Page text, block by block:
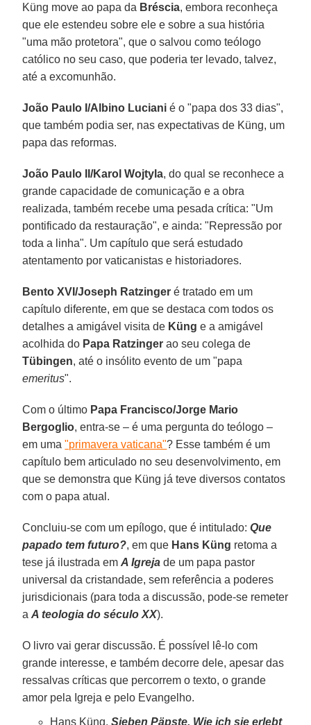
Küng move ao papa da Bréscia, embora reconheça
que ele estendeu sobre ele e sobre a sua história
"uma mão protetora", que o salvou como teólogo
católico no seu caso, que poderia ter levado, talvez,
até a excomunhão.
João Paulo I/Albino Luciani é o "papa dos 33 dias",
que também podia ser, nas expectativas de Küng, um
papa das reformas.
João Paulo II/Karol Wojtyla, do qual se reconhece a
grande capacidade de comunicação e a obra
realizada, também recebe uma pesada crítica: "Um
pontificado da restauração", e ainda: "Repressão por
toda a linha". Um capítulo que será estudado
atentamento por vaticanistas e historiadores.
Bento XVI/Joseph Ratzinger é tratado em um
capítulo diferente, em que se destaca com todos os
detalhes a amigável visita de Küng e a amigável
acolhida do Papa Ratzinger ao seu colega de
Tübingen, até o insólito evento de um "papa
emeritus".
Com o último Papa Francisco/Jorge Mario
Bergoglio, entra-se – é uma pergunta do teólogo –
em uma"primavera vaticana"? Esse também é um
capítulo bem articulado no seu desenvolvimento, em
que se demonstra que Küng já teve diversos contatos
com o papa atual.
Concluiu-se com um epílogo, que é intitulado:Que
papado tem futuro?, em que Hans Küng retoma a
tese já ilustrada emA Igreja de um papa pastor
universal da cristandade, sem referência a poderes
jurisdicionais (para toda a discussão, pode-se remeter
aA teologia do século XX).
O livro vai gerar discussão. É possível lê-lo com
grande interesse, e também decorre dele, apesar das
ressalvas críticas que percorrem o texto, o grande
amor pela Igreja e pelo Evangelho.
Hans Küng.Sieben Päpste. Wie ich sie erlebt